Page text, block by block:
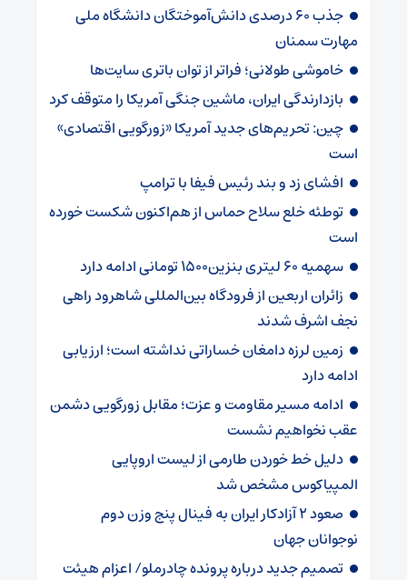
جذب ۶۰ درصدی دانش‌آموختگان دانشگاه ملی
مهارت سمنان
خاموشی طولانی؛ فراتر از توان باتری سایت‌ها
بازدارندگی ایران، ماشین جنگی آمریکا را متوقف کرد
چین: تحریم‌های جدید آمریکا «زورگویی اقتصادی»
است
افشای زد و بند رئیس فیفا با ترامپ
توطئه خلع سلاح حماس از هم‌اکنون شکست خورده
است
سهمیه ۶۰ لیتری بنزین۱۵۰۰ تومانی ادامه دارد
زائران اربعین از فرودگاه بین‌المللی شاهرود راهی
نجف اشرف شدند
زمین لرزه دامغان خساراتی نداشته است؛ ارزیابی
ادامه دارد
ادامه مسیر مقاومت و عزت؛ مقابل زورگویی دشمن
عقب نخواهیم نشست
دلیل خط خوردن طارمی از لیست اروپایی
المپیاکوس مشخص شد
صعود ۲ آزادکار ایران به فینال پنج وزن دوم
نوجوانان جهان
تصمیم جدید درباره پرونده چادرملو/ اعزام هیئت